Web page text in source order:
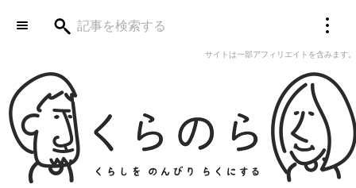
サイトは一部アフィリエイトを含みます。